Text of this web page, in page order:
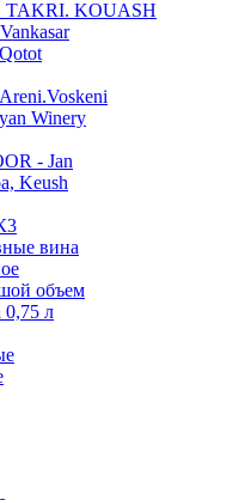
KOUASH
Winery
- Jan
Keush
вина
объем
л